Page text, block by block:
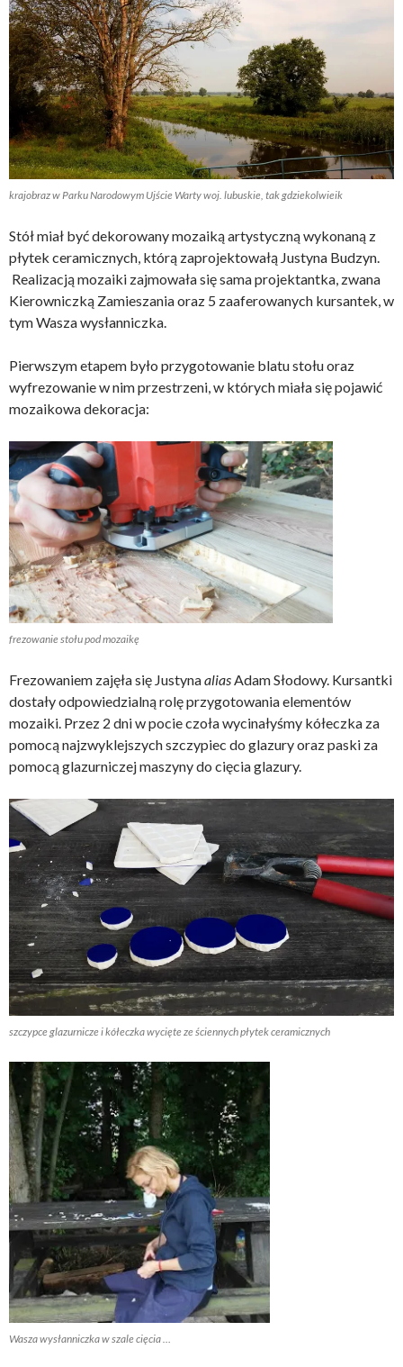
krajobraz w Parku Narodowym Ujście Warty woj. lubuskie, tak gdziekolwieik
Stół miał być dekorowany mozaiką artystyczną wykonaną z
płytek ceramicznych, którą zaprojektowałą Justyna Budzyn.
Realizacją mozaiki zajmowała się sama projektantka, zwana
Kierowniczką Zamieszania oraz 5 zaaferowanych kursantek, w
tym Wasza wysłanniczka.
Pierwszym etapem było przygotowanie blatu stołu oraz
wyfrezowanie w nim przestrzeni, w których miała się pojawić
mozaikowa dekoracja:
frezowanie stołu pod mozaikę
Frezowaniem zajęła się JustynaaliasAdam Słodowy. Kursantki
dostały odpowiedzialną rolę przygotowania elementów
mozaiki. Przez 2 dni w pocie czoła wycinałyśmy kółeczka za
pomocą najzwyklejszych szczypiec do glazury oraz paski za
pomocą glazurniczej maszyny do cięcia glazury.
szczypce glazurnicze i kółeczka wycięte ze ściennych płytek ceramicznych
Wasza wysłanniczka w szale cięcia …